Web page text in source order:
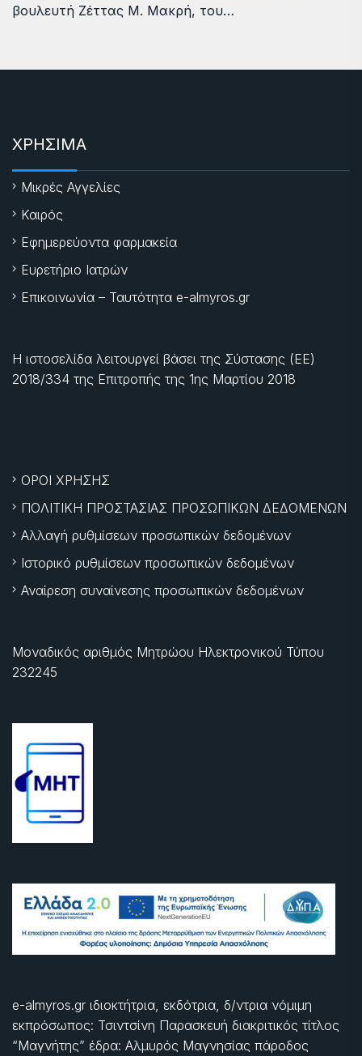
βουλευτή Ζέττας Μ. Μακρή, του…
ΧΡΗΣΙΜΑ
Μικρές Αγγελίες
Καιρός
Εφημερεύοντα φαρμακεία
Ευρετήριο Ιατρών
Επικοινωνία – Ταυτότητα e-almyros.gr
Η ιστοσελίδα λειτουργεί βάσει της Σύστασης (ΕΕ)
2018/334 της Επιτροπής της 1ης Μαρτίου 2018
ΟΡΟΙ ΧΡΗΣΗΣ
ΠΟΛΙΤΙΚΗ ΠΡΟΣΤΑΣΙΑΣ ΠΡΟΣΩΠΙΚΩΝ ΔΕΔΟΜΕΝΩΝ
Αλλαγή ρυθμίσεων προσωπικών δεδομένων
Ιστορικό ρυθμίσεων προσωπικών δεδομένων
Αναίρεση συναίνεσης προσωπικών δεδομένων
Μοναδικός αριθμός Μητρώου Ηλεκτρονικού Τύπου
232245
e-almyros.gr ιδιοκτήτρια, εκδότρια, δ/ντρια νόμιμη
εκπρόσωπος: Τσιντσίνη Παρασκευή διακριτικός τίτλος
“Μαγνήτης” έδρα: Αλμυρός Μαγνησίας πάροδος